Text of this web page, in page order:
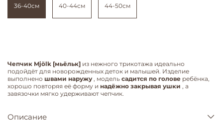
36-40см 40-44см 44-50см
Чепчик Mjölk [мьёльк] из нежного трикотажа идеально
подойдёт для новорожденных деток и малышей. Изделие
выполнено швами наружу, модель садится по голове ребёнка,
хорошо повторяя её форму и надёжно закрывая ушки , а
завязочки мягко удерживают чепчик.
Описание